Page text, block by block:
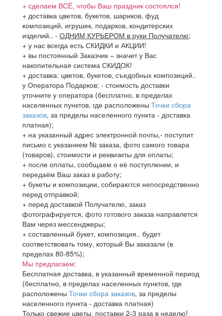
+ сделаем ВСЁ, чтобы Ваш праздник состоялся!
+ доставка цветов, букетов, шариков, фуд
композиций, игрушек, подарков, кондитерских
изделий.. - ОДНИМ КУРЬЕРОМ в руки Получателю;
+ у нас всегда есть СКИДКИ и АКЦИИ!
+ вы постоянный Заказчик – значит у Вас
накопительная система СКИДОК!
+ доставка: цветов, букетов, съедобных композиций..
у Оператора Подарков: - стоимость доставки
уточните у оператора (бесплатно, в пределах
населенных пунктов, где расположены Точки сбора
заказов, за пределы населенного пункта - доставка
платная);
+ на указанный адрес электронной почты,- поступит
письмо с указанием № заказа, фото самого товара
(товаров), стоимости и реквизиты для оплаты;
+ после оплаты, сообщаем о её поступлении, и
передаём Ваш заказ в работу;
+ букеты и композиции, собираются непосредственно
перед отправкой;
+ перед доставкой Получателю, заказ
фотографируется, фото готового заказа направлется
Вам через мессенджеры;
+ составленный букет, композиция.. будет
соответствовать тому, который Вы заказали (в
пределах 80-85%);
Мы предлагаем:
Бесплатная доставка, в указанный временной период
(бесплатно, в пределах населенных пунктов, где
расположены Точки сбора заказов, за пределы
населенного пункта - доставка платная)
Только свежие цветы, поставки 2-3 раза в неделю!